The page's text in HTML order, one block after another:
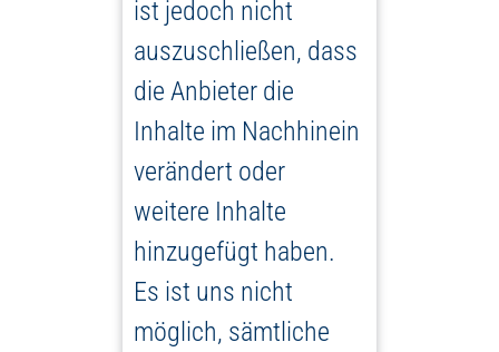
ist jedoch nicht
auszuschließen, dass
die Anbieter die
Inhalte im Nachhinein
verändert oder
weitere Inhalte
hinzugefügt haben.
Es ist uns nicht
möglich, sämtliche